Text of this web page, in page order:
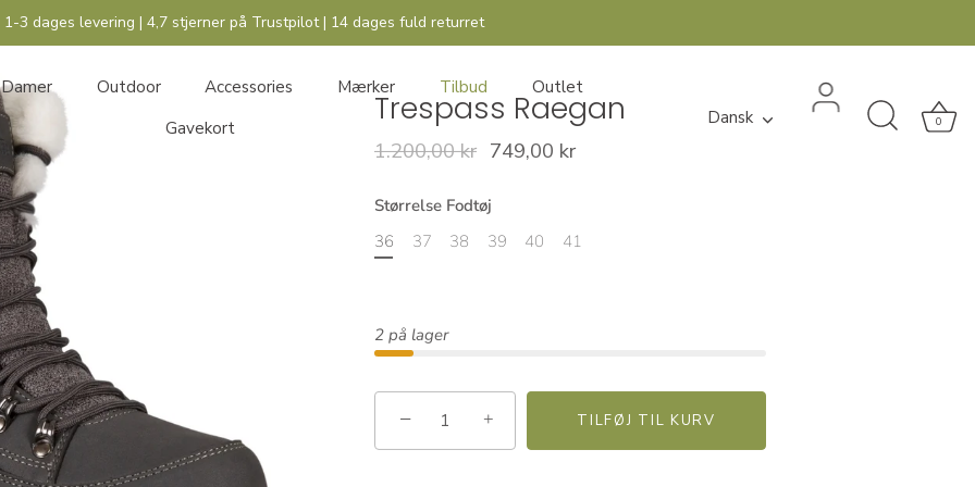
1-3 dages levering | 4,7 stjerner på Trustpilot | 14 dages fuld returret
Damer Outdoor Accessories Mærker Tilbud
Outlet
Gavekort
Sprog
Dansk 0
Trespass Raegan
1.200,00 kr 749,00 kr
Størrelse Fodtøj
36
37 38 39 40 41
2 på lager
− + TILFØJ TIL KURV